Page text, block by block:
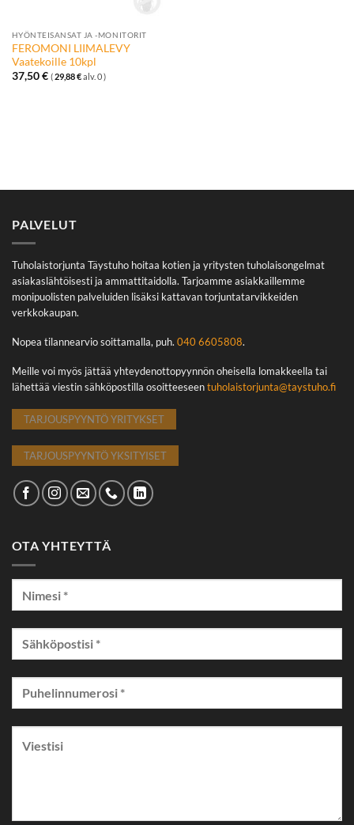
HYÖNTEISANSAT JA -MONITORIT
FEROMONI LIIMALEVY
Vaatekoille 10kpl
37,50€ (29,88€alv. 0 )
PALVELUT
Tuholaistorjunta Täystuho hoitaa kotien ja yritysten tuholaisongelmat
asiakaslähtöisesti ja ammattitaidolla. Tarjoamme asiakkaillemme
monipuolisten palveluiden lisäksi kattavan torjuntatarvikkeiden
verkkokaupan.
Nopea tilannearvio soittamalla, puh. 040 6605808.
Meille voi myös jättää yhteydenottopyynnön oheisella lomakkeella tai
lähettää viestin sähköpostilla osoitteeseentuholaistorjunta@taystuho.fi
TARJOUSPYYNTÖ YRITYKSET
TARJOUSPYYNTÖ YKSITYISET
OTA YHTEYTTÄ